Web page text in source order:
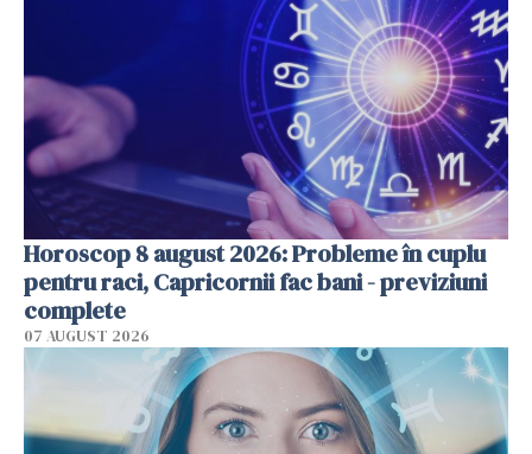
Horoscop 8 august 2026: Probleme în cuplu
pentru raci, Capricornii fac bani - previziuni
complete
07 AUGUST 2026